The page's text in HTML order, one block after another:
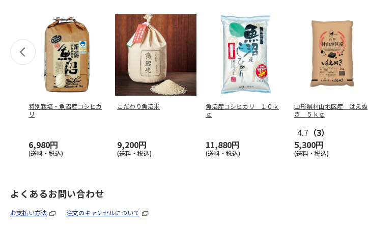
特別栽培・魚沼産コシヒカ
リ
6,980円
(送料・税込)
こだわり魚沼米
9,200円
(送料・税込)
魚沼産コシヒカリ １０ｋ
ｇ
11,880円
(送料・税込)
山形県村山地区産 はえぬ
き ５ｋｇ
4.7 （3）
5,300円
(送料・税込)
よくあるお問い合わせ
お支払い方法 注文のキャンセルについて